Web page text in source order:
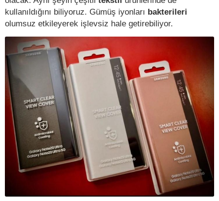
kullanıldığını biliyoruz. Gümüş iyonları bakterileri
olumsuz etkileyerek işlevsiz hale getirebiliyor.